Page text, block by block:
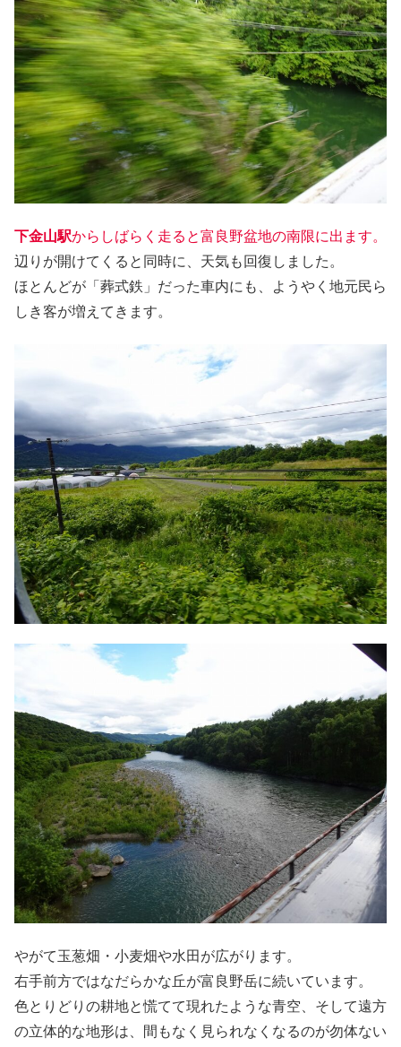
下金山駅からしばらく走ると富良野盆地の南限に出ます。
辺りが開けてくると同時に、天気も回復しました。
ほとんどが「葬式鉄」だった車内にも、ようやく地元民ら
しき客が増えてきます。
やがて玉葱畑・小麦畑や水田が広がります。
右手前方ではなだらかな丘が富良野岳に続いています。
色とりどりの耕地と慌てて現れたような青空、そして遠方
の立体的な地形は、間もなく見られなくなるのが勿体ない